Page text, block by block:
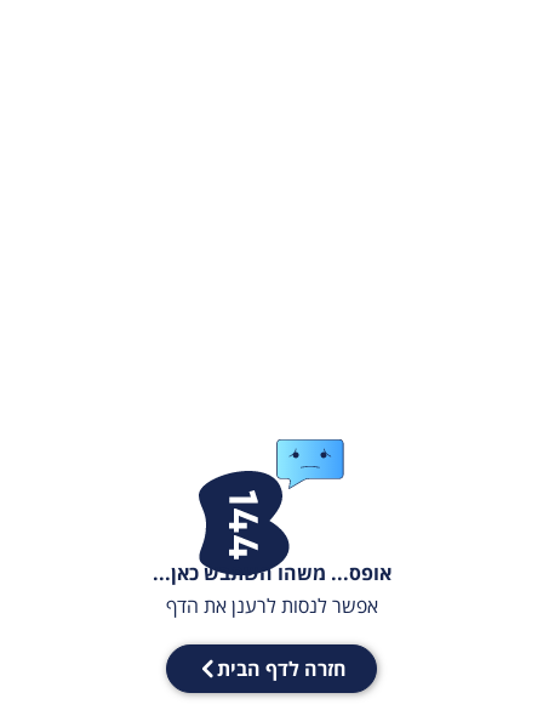
אופס... משהו השתבש כאן...
אפשר לנסות לרענן את הדף
חזרה לדף הבית